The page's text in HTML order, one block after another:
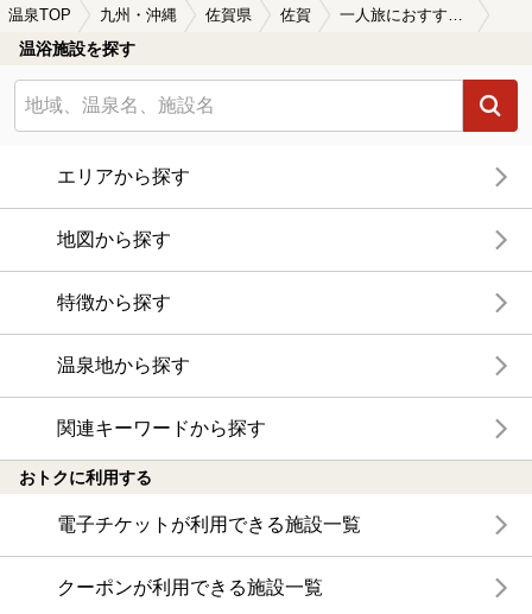
温泉TOP 九州・沖縄 佐賀県 佐賀 一人旅におすすめの佐賀の温泉、日帰り温泉、スーパー銭湯おすすめ
温浴施設を探す
エリアから探す
地図から探す
特徴から探す
温泉地から探す
関連キーワードから探す
おトクに利用する
電子チケットが利用できる施設一覧
クーポンが利用できる施設一覧